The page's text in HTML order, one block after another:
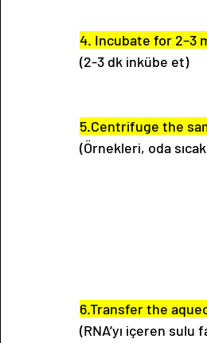
4. Incubate for 2–3
(2-3 dk inkübe et)
5.Centrifuge the
(Örnekleri, oda
6.Transfer the
(RNA’yı içeren